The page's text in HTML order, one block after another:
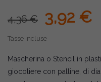
4,36 € 3,92 €
Tasse incluse
Mascherina o Stencil in
giocoliere con palline, di